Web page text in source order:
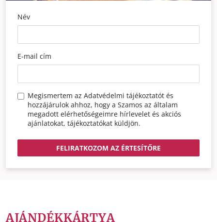
Név
E-mail cím
Megismertem az Adatvédelmi tájékoztatót és
hozzájárulok ahhoz, hogy a Szamos az általam
megadott elérhetőségeimre hírlevelet és akciós
ajánlatokat, tájékoztatókat küldjön.
FELIRATKOZOM AZ ÉRTESÍTŐRE
AJÁNDÉKKÁRTYA